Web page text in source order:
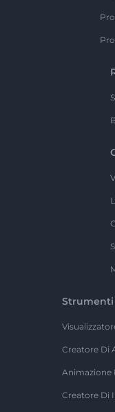
Strumenti
Creatore Di
Animazione
Creatore Di